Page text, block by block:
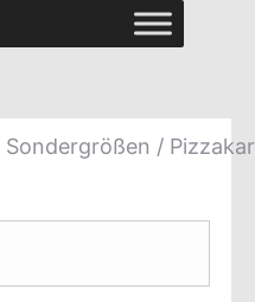
Sondergrößen /